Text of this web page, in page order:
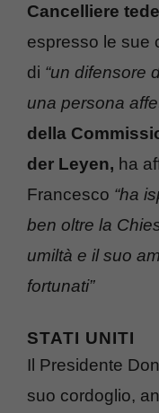
Cancelliere
espresso le sue
di “un difensore
una persona
della
der Leyen, ha
Francesco “ha
ben oltre la
umiltà e il suo
fortunati”
STATI UNITI
Il Presidente
suo cordoglio,